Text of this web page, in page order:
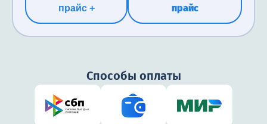
прайс +
прайс
Способы оплаты